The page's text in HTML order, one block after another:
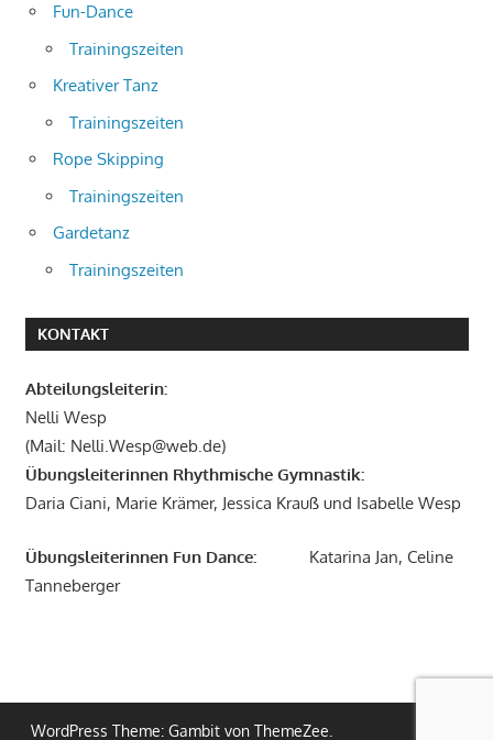
Fun-Dance
Trainingszeiten
Kreativer Tanz
Trainingszeiten
Rope Skipping
Trainingszeiten
Gardetanz
Trainingszeiten
KONTAKT
Abteilungsleiterin:
Nelli Wesp
(Mail: Nelli.Wesp@web.de)
Übungsleiterinnen Rhythmische Gymnastik:
Daria Ciani, Marie Krämer, Jessica Krauß und Isabelle Wesp
Übungsleiterinnen Fun Dance: Katarina Jan, Celine
Tanneberger
WordPress Theme: Gambit von ThemeZee.